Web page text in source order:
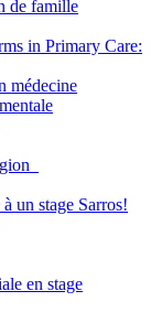
de famille
in Primary Care:
médecine
un stage Sarros!
en stage